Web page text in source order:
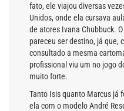
fato, ele viajou diversas
Unidos, onde ela cursava
de atores Ivana Chubbuck.
pareceu ser destino, já que,
consultado a mesma
profissional viu um no jogo
muito forte.
Tanto Isis quanto Marcus já
ela com o modelo André